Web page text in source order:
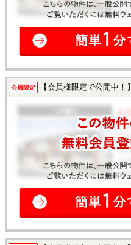
会員限定 【会員様限定で公開中！】